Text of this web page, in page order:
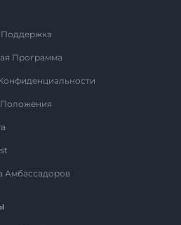
Программа
Амбассадоров